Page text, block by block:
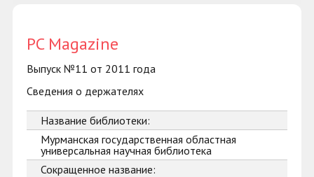
PC Magazine
Выпуск №11 от 2011 года
Сведения о держателях
Название библиотеки:
Мурманская государственная областная
универсальная научная библиотека
Сокращенное название: